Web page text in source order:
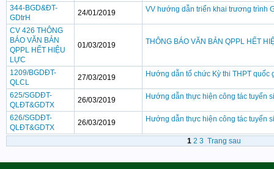
344-BGD&ĐT-
GDtrH
24/01/2019 VV hướng dẫn triển khai trương trình
CV 426 THÔNG
BÁO VĂN BẢN
QPPL HẾT HIỆU
LỰC
01/03/2019 THÔNG BÁO VĂN BẢN QPPL HẾT
1209/BGDĐT-
QLCL
27/03/2019 Hướng dẫn tổ chức Kỳ thi THPT quốc
625/SGDĐT-
QLĐT&GDTX
26/03/2019 Hướng dẫn thực hiện công tác tuyển
626/SGDĐT-
QLĐT&GDTX
26/03/2019 Hướng dẫn thực hiện công tác tuyển
1 2 3 Trang sau